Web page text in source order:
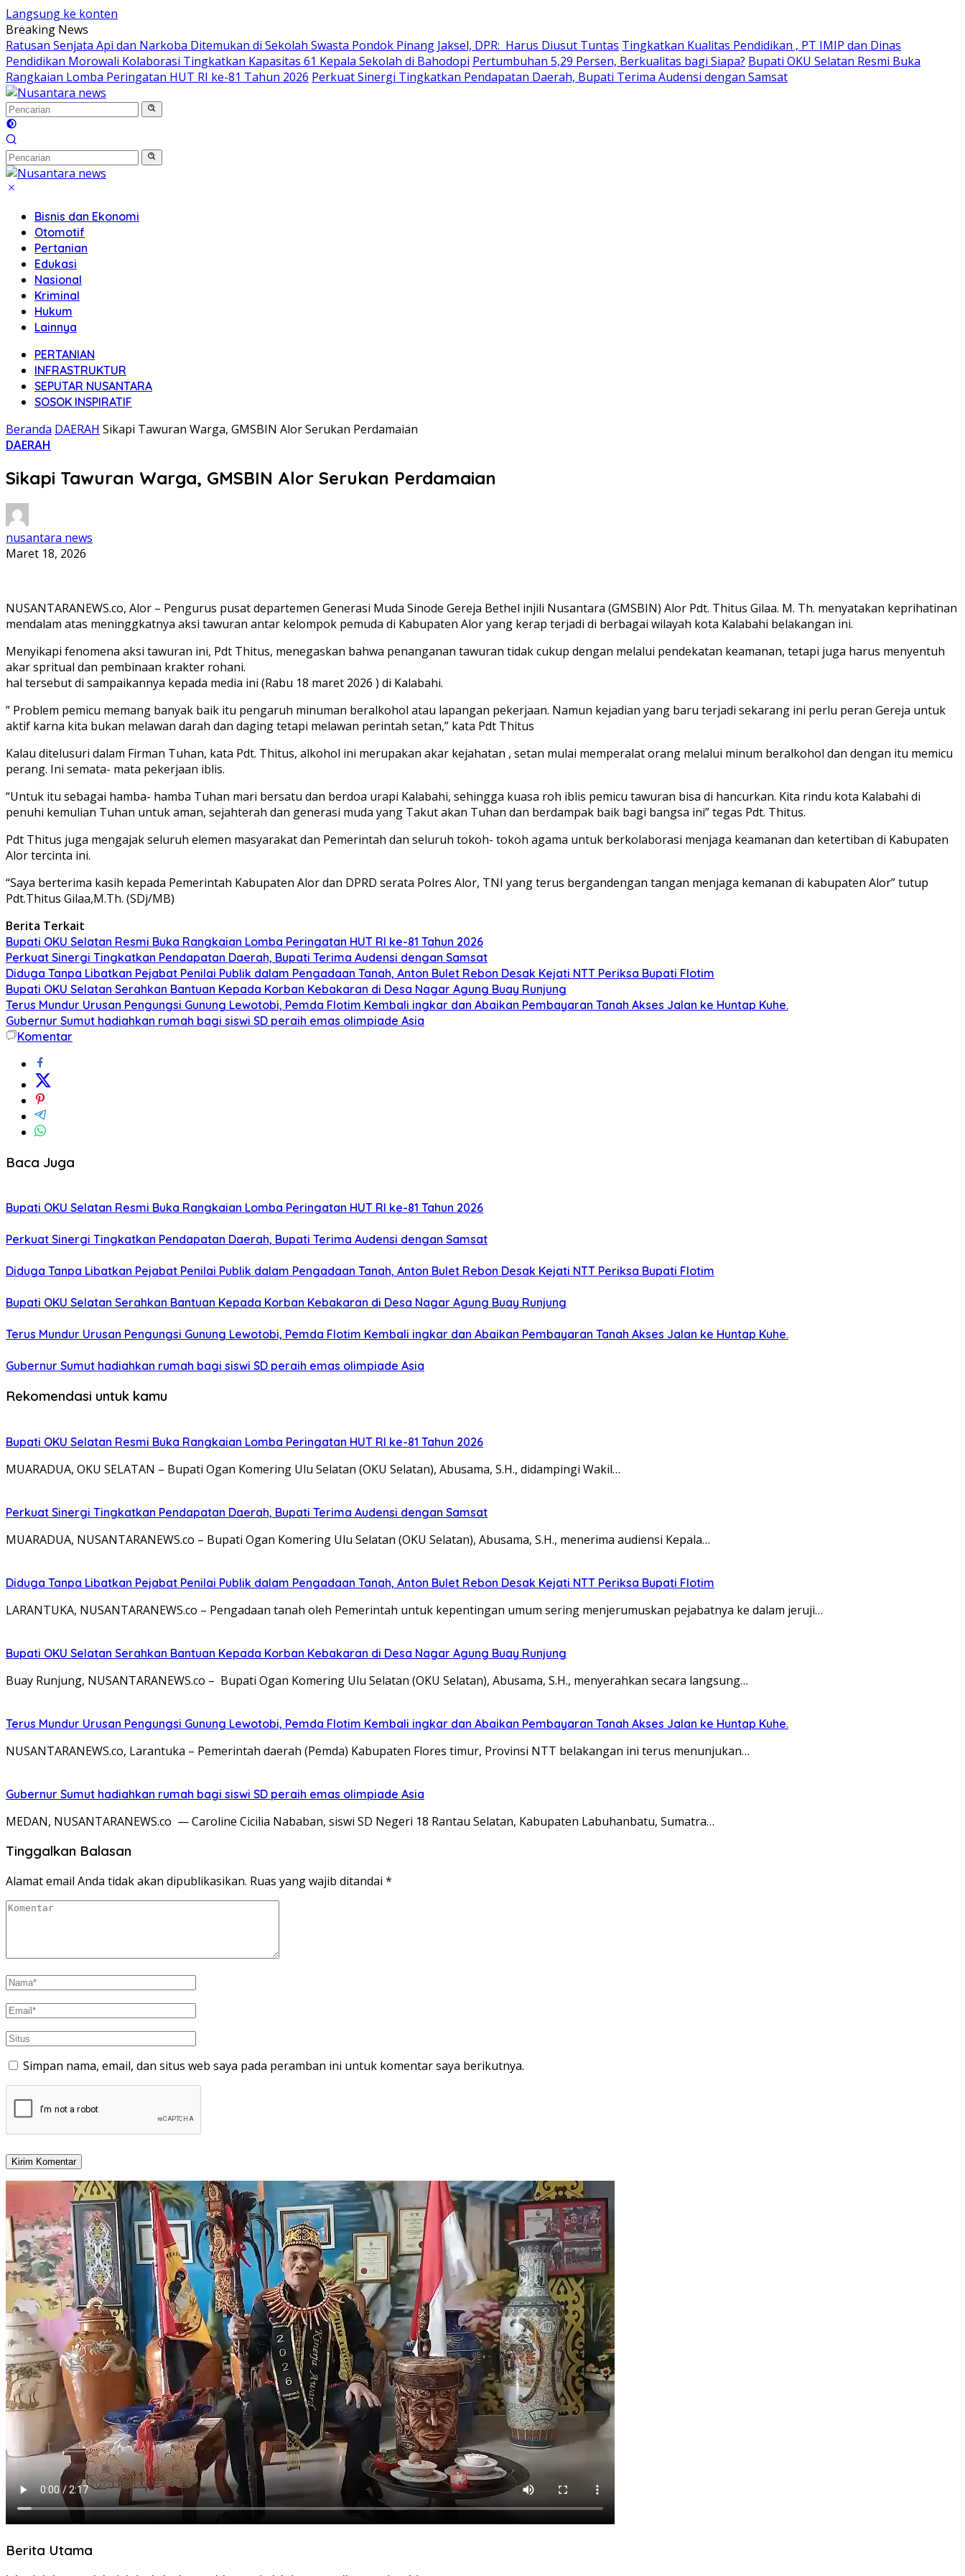
Langsung ke konten
Breaking News
Ratusan Senjata Api dan Narkoba Ditemukan di Sekolah Swasta Pondok Pinang Jaksel, DPR: Harus Diusut Tuntas Tingkatkan Kualitas Pendidikan , PT IMIP dan Dinas
Pendidikan Morowali Kolaborasi Tingkatkan Kapasitas 61 Kepala Sekolah di Bahodopi Pertumbuhan 5,29 Persen, Berkualitas bagi Siapa? Bupati OKU Selatan Resmi Buka
Rangkaian Lomba Peringatan HUT RI ke-81 Tahun 2026 Perkuat Sinergi Tingkatkan Pendapatan Daerah, Bupati Terima Audensi dengan Samsat
Bisnis dan Ekonomi
Otomotif
Pertanian
Edukasi
Nasional
Kriminal
Hukum
Lainnya
PERTANIAN
INFRASTRUKTUR
SEPUTAR NUSANTARA
SOSOK INSPIRATIF
Beranda DAERAH Sikapi Tawuran Warga, GMSBIN Alor Serukan Perdamaian
DAERAH
Sikapi Tawuran Warga, GMSBIN Alor Serukan Perdamaian
nusantara news
Maret 18, 2026
NUSANTARANEWS.co, Alor – Pengurus pusat departemen Generasi Muda Sinode Gereja Bethel injili Nusantara (GMSBIN) Alor Pdt. Thitus Gilaa. M. Th. menyatakan keprihatinan
mendalam atas meninggkatnya aksi tawuran antar kelompok pemuda di Kabupaten Alor yang kerap terjadi di berbagai wilayah kota Kalabahi belakangan ini.
Menyikapi fenomena aksi tawuran ini, Pdt Thitus, menegaskan bahwa penanganan tawuran tidak cukup dengan melalui pendekatan keamanan, tetapi juga harus menyentuh
akar spritual dan pembinaan krakter rohani.
hal tersebut di sampaikannya kepada media ini (Rabu 18 maret 2026 ) di Kalabahi.
” Problem pemicu memang banyak baik itu pengaruh minuman beralkohol atau lapangan pekerjaan. Namun kejadian yang baru terjadi sekarang ini perlu peran Gereja untuk
aktif karna kita bukan melawan darah dan daging tetapi melawan perintah setan,” kata Pdt Thitus
Kalau ditelusuri dalam Firman Tuhan, kata Pdt. Thitus, alkohol ini merupakan akar kejahatan , setan mulai memperalat orang melalui minum beralkohol dan dengan itu memicu
perang. Ini semata- mata pekerjaan iblis.
“Untuk itu sebagai hamba- hamba Tuhan mari bersatu dan berdoa urapi Kalabahi, sehingga kuasa roh iblis pemicu tawuran bisa di hancurkan. Kita rindu kota Kalabahi di
penuhi kemulian Tuhan untuk aman, sejahterah dan generasi muda yang Takut akan Tuhan dan berdampak baik bagi bangsa ini” tegas Pdt. Thitus.
Pdt Thitus juga mengajak seluruh elemen masyarakat dan Pemerintah dan seluruh tokoh- tokoh agama untuk berkolaborasi menjaga keamanan dan ketertiban di Kabupaten
Alor tercinta ini.
“Saya berterima kasih kepada Pemerintah Kabupaten Alor dan DPRD serata Polres Alor, TNI yang terus bergandengan tangan menjaga kemanan di kabupaten Alor” tutup
Pdt.Thitus Gilaa,M.Th. (SDj/MB)
Berita Terkait
Bupati OKU Selatan Resmi Buka Rangkaian Lomba Peringatan HUT RI ke-81 Tahun 2026
Perkuat Sinergi Tingkatkan Pendapatan Daerah, Bupati Terima Audensi dengan Samsat
Diduga Tanpa Libatkan Pejabat Penilai Publik dalam Pengadaan Tanah, Anton Bulet Rebon Desak Kejati NTT Periksa Bupati Flotim
Bupati OKU Selatan Serahkan Bantuan Kepada Korban Kebakaran di Desa Nagar Agung Buay Runjung
Terus Mundur Urusan Pengungsi Gunung Lewotobi, Pemda Flotim Kembali ingkar dan Abaikan Pembayaran Tanah Akses Jalan ke Huntap Kuhe.
Gubernur Sumut hadiahkan rumah bagi siswi SD peraih emas olimpiade Asia
Komentar
Baca Juga
Bupati OKU Selatan Resmi Buka Rangkaian Lomba Peringatan HUT RI ke-81 Tahun 2026
Perkuat Sinergi Tingkatkan Pendapatan Daerah, Bupati Terima Audensi dengan Samsat
Diduga Tanpa Libatkan Pejabat Penilai Publik dalam Pengadaan Tanah, Anton Bulet Rebon Desak Kejati NTT Periksa Bupati Flotim
Bupati OKU Selatan Serahkan Bantuan Kepada Korban Kebakaran di Desa Nagar Agung Buay Runjung
Terus Mundur Urusan Pengungsi Gunung Lewotobi, Pemda Flotim Kembali ingkar dan Abaikan Pembayaran Tanah Akses Jalan ke Huntap Kuhe.
Gubernur Sumut hadiahkan rumah bagi siswi SD peraih emas olimpiade Asia
Rekomendasi untuk kamu
Bupati OKU Selatan Resmi Buka Rangkaian Lomba Peringatan HUT RI ke-81 Tahun 2026
MUARADUA, OKU SELATAN – Bupati Ogan Komering Ulu Selatan (OKU Selatan), Abusama, S.H., didampingi Wakil…
Perkuat Sinergi Tingkatkan Pendapatan Daerah, Bupati Terima Audensi dengan Samsat
MUARADUA, NUSANTARANEWS.co – Bupati Ogan Komering Ulu Selatan (OKU Selatan), Abusama, S.H., menerima audiensi Kepala…
Diduga Tanpa Libatkan Pejabat Penilai Publik dalam Pengadaan Tanah, Anton Bulet Rebon Desak Kejati NTT Periksa Bupati Flotim
LARANTUKA, NUSANTARANEWS.co – Pengadaan tanah oleh Pemerintah untuk kepentingan umum sering menjerumuskan pejabatnya ke dalam jeruji…
Bupati OKU Selatan Serahkan Bantuan Kepada Korban Kebakaran di Desa Nagar Agung Buay Runjung
Buay Runjung, NUSANTARANEWS.co – Bupati Ogan Komering Ulu Selatan (OKU Selatan), Abusama, S.H., menyerahkan secara langsung…
Terus Mundur Urusan Pengungsi Gunung Lewotobi, Pemda Flotim Kembali ingkar dan Abaikan Pembayaran Tanah Akses Jalan ke Huntap Kuhe.
NUSANTARANEWS.co, Larantuka – Pemerintah daerah (Pemda) Kabupaten Flores timur, Provinsi NTT belakangan ini terus menunjukan…
Gubernur Sumut hadiahkan rumah bagi siswi SD peraih emas olimpiade Asia
MEDAN, NUSANTARANEWS.co — Caroline Cicilia Nababan, siswi SD Negeri 18 Rantau Selatan, Kabupaten Labuhanbatu, Sumatra…
Tinggalkan Balasan
Alamat email Anda tidak akan dipublikasikan. Ruas yang wajib ditandai *
Simpan nama, email, dan situs web saya pada peramban ini untuk komentar saya berikutnya.
Berita Utama